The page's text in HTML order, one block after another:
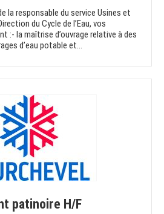
la responsable du service Usines et
du Cycle de l’Eau, vos
:- la maîtrise d’ouvrage relative à des
d’eau potable et...
patinoire H/F